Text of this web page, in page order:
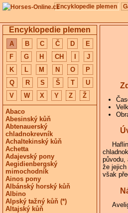
Encyklopedie plemen
Encyklopedie plemen
A B C Č D
E
F
G H CH
J
K
L M N O
P
Q
R S Š T
U
V
W X Y Z Ž
Abaco
Abesinský kůň
Abtenauerský
chladnokrevník
Achaltekinský kůň
Achetta
Adajevský pony
Aegidienbergský
mimochodník
Ainos pony
Albánský horský kůň
Albino
Alpský tažný kůň (*)
Altajský kůň
původu,
že jejich
však